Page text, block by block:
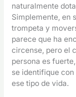
naturalmente
Simplemente, en
trompeta y
parece que ha
circense, pero el
persona es
se identifique
ese tipo de vida.